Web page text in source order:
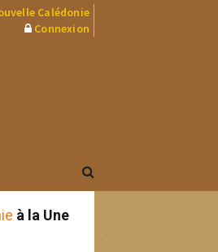
Calédonie
Connexion
à la Une